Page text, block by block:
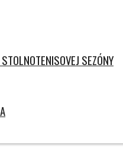
SEZÓNY